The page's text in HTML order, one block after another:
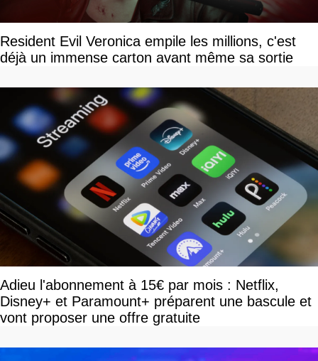
Resident Evil Veronica empile les millions, c'est
déjà un immense carton avant même sa sortie
Adieu l'abonnement à 15€ par mois : Netflix,
Disney+ et Paramount+ préparent une bascule et
vont proposer une offre gratuite